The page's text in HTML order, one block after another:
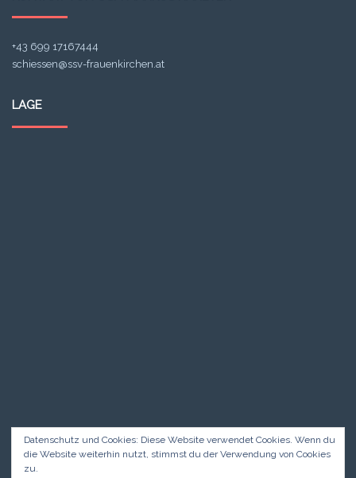
+43 699 17167444
schiessen@ssv-frauenkirchen.at
LAGE
Datenschutz und Cookies: Diese Website verwendet Cookies. Wenn du
die Website weiterhin nutzt, stimmst du der Verwendung von Cookies
zu.